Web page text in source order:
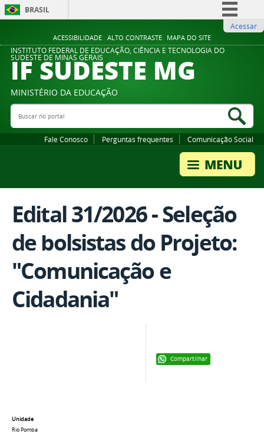
ACESSIBILIDADE ALTO CONTRASTE MAPA DO SITE
BRASIL
Comunica BR
Participe
Legislação
Acessar
INSTITUTO FEDERAL DE EDUCAÇÃO, CIÊNCIA E TECNOLOGIA DO
SUDESTE DE MINAS GERAIS
IF SUDESTE MG
MINISTÉRIO DA EDUCAÇÃO
Buscar no portal
Fale Conosco Perguntas frequentes Comunicação Social
Edital 31/2026 - Seleção
de bolsistas do Projeto:
"Comunicação e
Cidadania"
Compartilhar
Unidade
Rio Pomba